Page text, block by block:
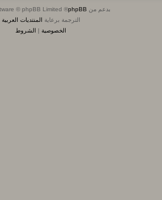
بدعم من phpBB
® Forum Software © phpBB Limited
الترجمة برعاية المنتديات العربية
الخصوصية | الشروط